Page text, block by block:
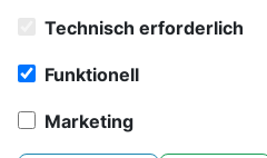
Technisch erforderlich
Funktionell
Marketing